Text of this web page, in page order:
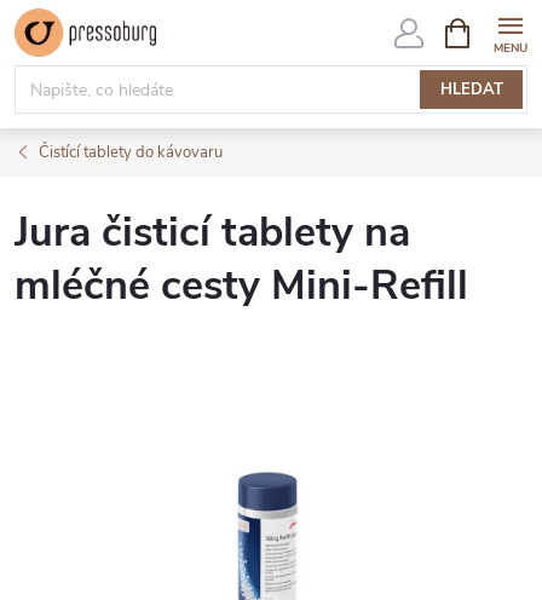
Přejít
na
obsah
HLEDAT
NÁKUPNÍ
KOŠÍK
Čistící tablety do kávovaru
Jura čisticí tablety na
mléčné cesty Mini-Refill